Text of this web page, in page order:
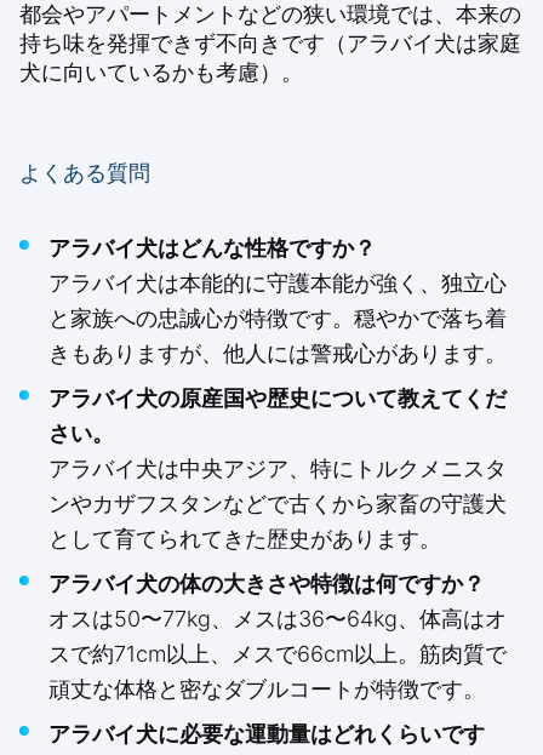
都会やアパートメントなどの狭い環境では、本来の
持ち味を発揮できず不向きです（アラバイ犬は家庭
犬に向いているかも考慮）。
よくある質問
アラバイ犬はどんな性格ですか？
アラバイ犬は本能的に守護本能が強く、独立心
と家族への忠誠心が特徴です。穏やかで落ち着
きもありますが、他人には警戒心があります。
アラバイ犬の原産国や歴史について教えてくだ
さい。
アラバイ犬は中央アジア、特にトルクメニスタ
ンやカザフスタンなどで古くから家畜の守護犬
として育てられてきた歴史があります。
アラバイ犬の体の大きさや特徴は何ですか？
オスは50〜77kg、メスは36〜64kg、体高はオ
スで約71cm以上、メスで66cm以上。筋肉質で
頑丈な体格と密なダブルコートが特徴です。
アラバイ犬に必要な運動量はどれくらいです